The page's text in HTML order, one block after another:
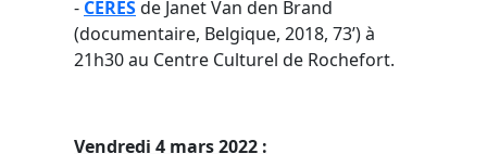
- CERESde Janet Van den Brand
(documentaire, Belgique, 2018, 73’) à
21h30 au Centre Culturel de Rochefort.
Vendredi 4 mars 2022 :